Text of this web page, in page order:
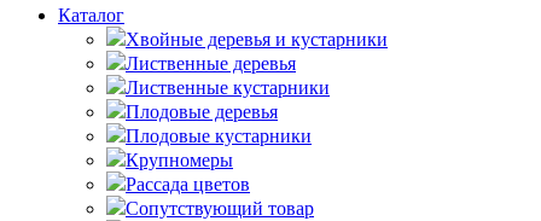
Каталог
Хвойные деревья и кустарники
Лиственные деревья
Лиственные кустарники
Плодовые деревья
Плодовые кустарники
Крупномеры
Рассада цветов
Сопутствующий товар